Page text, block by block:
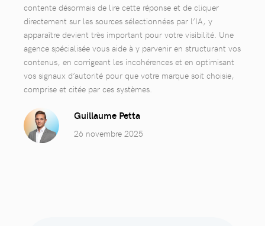
contente désormais de lire cette réponse et de cliquer
directement sur les sources sélectionnées par l’IA, y
apparaître devient très important pour votre visibilité. Une
agence spécialisée vous aide à y parvenir en structurant vos
contenus, en corrigeant les incohérences et en optimisant
vos signaux d’autorité pour que votre marque soit choisie,
comprise et citée par ces systèmes.
Guillaume Petta
26 novembre 2025